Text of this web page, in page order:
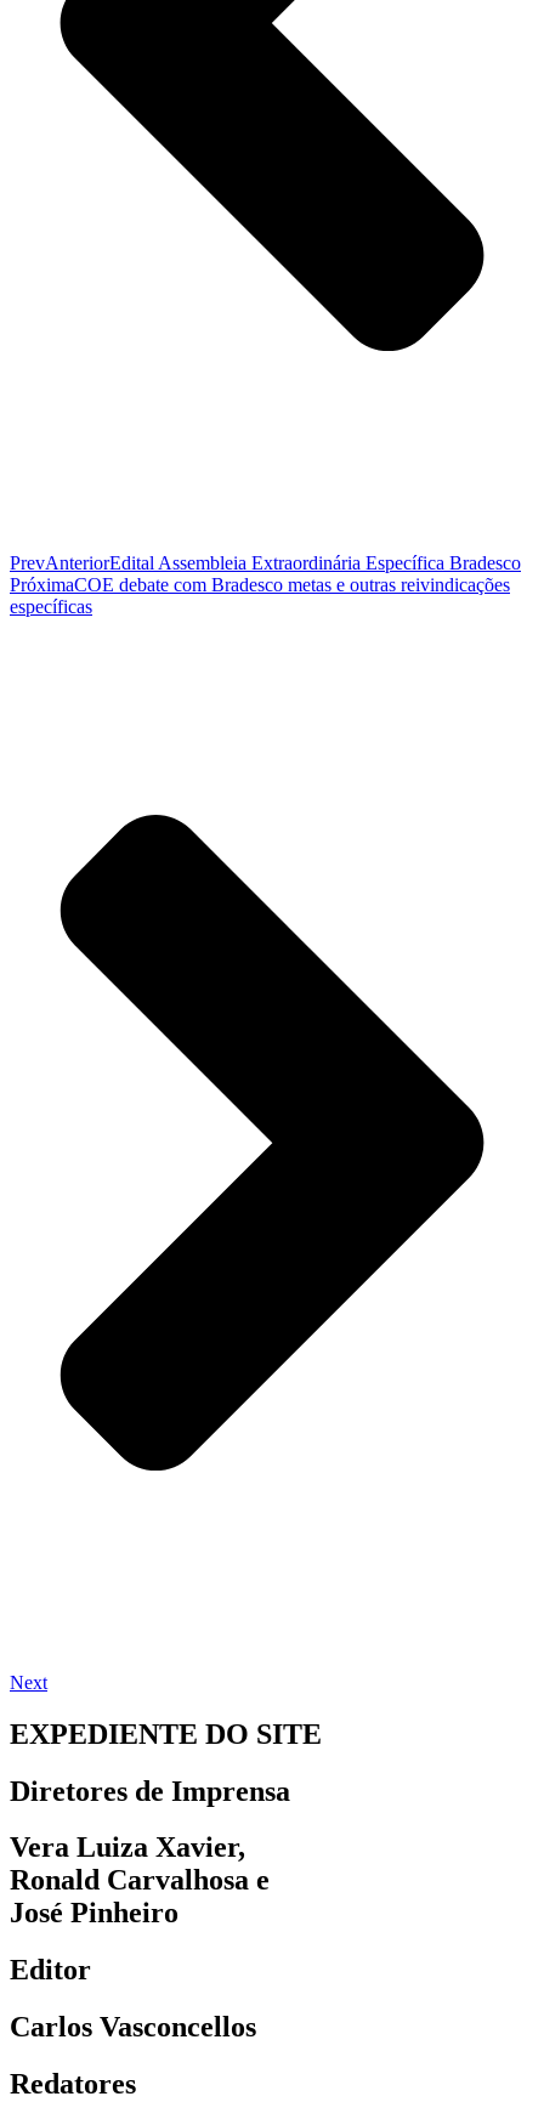
PrevAnteriorEdital Assembleia Extraordinária Específica Bradesco
PróximaCOE debate com Bradesco metas e outras reivindicações
específicas
Next
EXPEDIENTE DO SITE
Diretores de Imprensa
Vera Luiza Xavier,
Ronald Carvalhosa e
José Pinheiro
Editor
Carlos Vasconcellos
Redatores